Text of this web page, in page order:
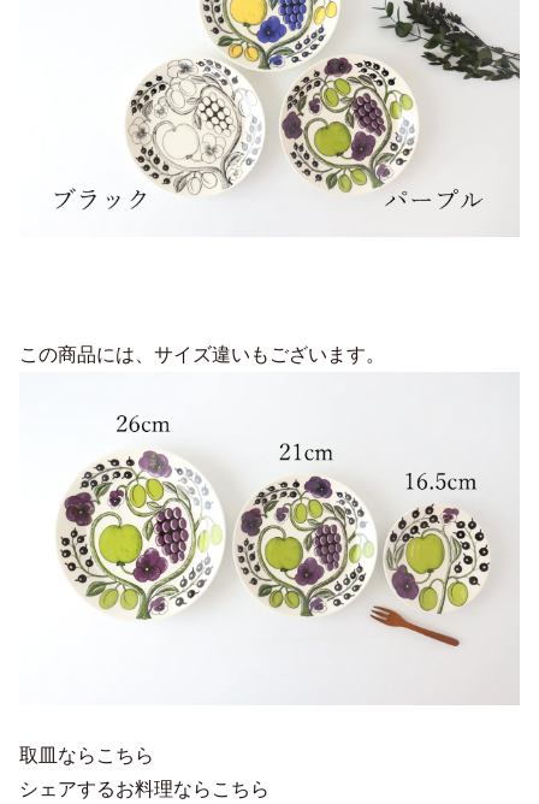
この商品には、サイズ違いもございます。
取皿ならこちら
シェアするお料理ならこちら